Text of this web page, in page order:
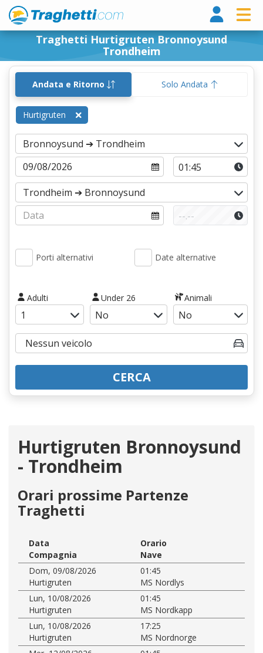
Traghetti Hurtigruten Bronnoysund
Trondheim
Andata e Ritorno Solo Andata
Hurtigruten
Porti alternativi Date alternative
Adulti Under 26 Animali
CERCA
Hurtigruten Bronnoysund
- Trondheim
Orari prossime Partenze
Traghetti
Data
Orario
Compagnia
Nave
Dom, 09/08/2026
01:45
Hurtigruten
MS Nordlys
Lun, 10/08/2026
01:45
Hurtigruten
MS Nordkapp
Lun, 10/08/2026
17:25
Hurtigruten
MS Nordnorge